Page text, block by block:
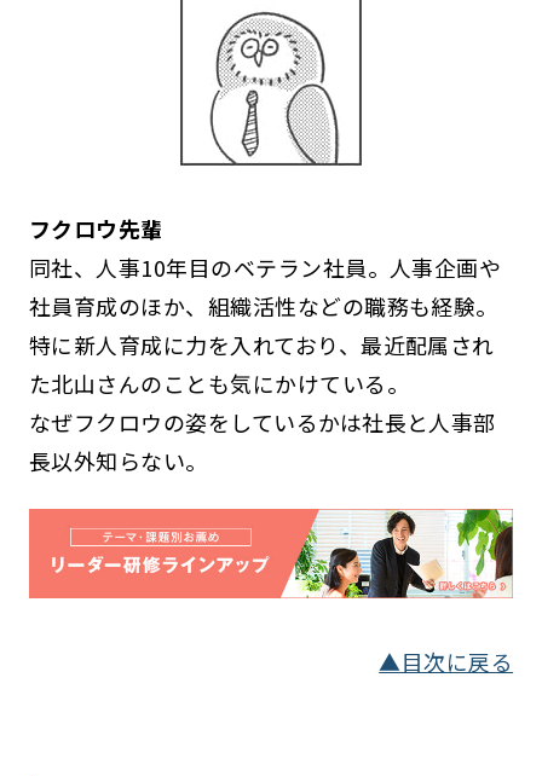
フクロウ先輩
同社、人事10年目のベテラン社員。人事企画や
社員育成のほか、組織活性などの職務も経験。
特に新人育成に力を入れており、最近配属され
た北山さんのことも気にかけている。
なぜフクロウの姿をしているかは社長と人事部
長以外知らない。
▲目次に戻る